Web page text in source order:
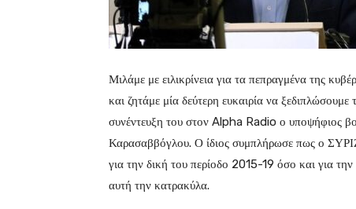
Μιλάμε με ειλικρίνεια για τα πεπραγμένα της
και ζητάμε μία δεύτερη ευκαιρία να
συνέντευξη του στον Alpha Radio ο υποψήφιος
Καρασαββόγλου. Ο ίδιος συμπλήρωσε πως ο
για την δική του περίοδο 2015-19 όσο και για
αυτή την κατρακύλα.